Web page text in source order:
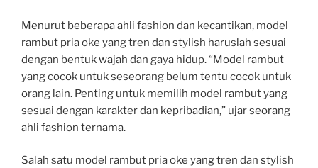
Menurut beberapa ahli fashion dan kecantikan, model
rambut pria oke yang tren dan stylish haruslah sesuai
dengan bentuk wajah dan gaya hidup. “Model rambut
yang cocok untuk seseorang belum tentu cocok untuk
orang lain. Penting untuk memilih model rambut yang
sesuai dengan karakter dan kepribadian,” ujar seorang
ahli fashion ternama.
Salah satu model rambut pria oke yang tren dan stylish